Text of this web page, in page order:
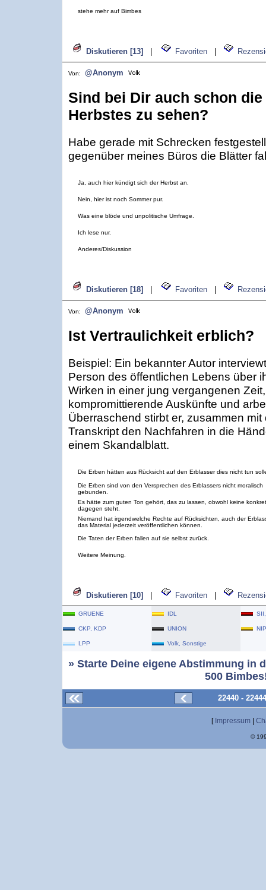
stehe mehr auf Bimbes
Diskutieren [13] Favoriten
Von: @Anonym
Sind bei Dir auch schon
Herbstes zu sehen?
Habe gerade mit Schrecken
gegenüber meines Büros die Blätter
Ja, auch hier kündigt sich der Herbst an.
Nein, hier ist noch Sommer pur.
Was eine blöde und unpolitische Umfrage.
Ich lese nur.
Anderes/Diskussion
Diskutieren [18] Favoriten
Von: @Anonym
Ist Vertraulichkeit erblich?
Beispiel: Ein bekannter Autor
Person des öffentlichen Lebens über
Wirken in einer jung vergangenen
kompromittierende Auskünfte und
Überraschend stirbt er, zusammen
Transkript den Nachfahren in die
einem Skandalblatt.
Die Erben hätten aus Rücksicht auf den Erblasser dies nicht tun
Die Erben sind von den Versprechen des Erblassers nicht moralisch
gebunden.
Es hätte zum guten Ton gehört, das zu lassen, obwohl keine
dagegen steht.
Niemand hat irgendwelche Rechte auf Rücksichten, auch der
das Material jederzeit veröffentlichen können.
Die Taten der Erben fallen auf sie selbst zurück.
Weitere Meinung.
Diskutieren [10] Favoriten
GRUENE IDL
CKP, KDP UNION NIP
LPP Volk, Sonstige
» Starte Deine eigene Abstimmung in
500
22440 -
[ Impressum
©